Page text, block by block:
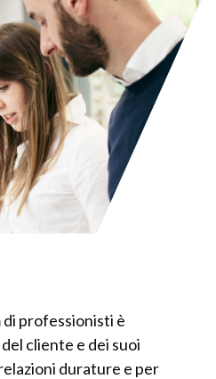
di professionisti è
cliente e dei suoi
durature e per